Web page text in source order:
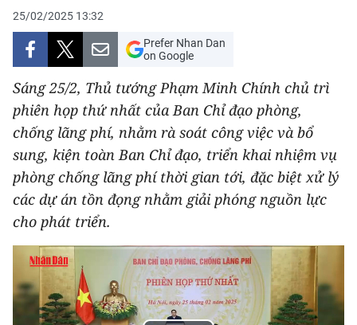
VĂN HÓA
XÃ HỘI
PHÁP LUẬT
DU LỊCH
THẾ GIỚI
THỂ THAO
GIÁO DỤC
Y TẾ
25/02/2025 13:32
Prefer Nhan Dan
on Google
Sáng 25/2, Thủ tướng Phạm Minh Chính chủ trì
phiên họp thứ nhất của Ban Chỉ đạo phòng,
chống lãng phí, nhằm rà soát công việc và bổ
sung, kiện toàn Ban Chỉ đạo, triển khai nhiệm vụ
phòng chống lãng phí thời gian tới, đặc biệt xử lý
các dự án tồn đọng nhằm giải phóng nguồn lực
cho phát triển.